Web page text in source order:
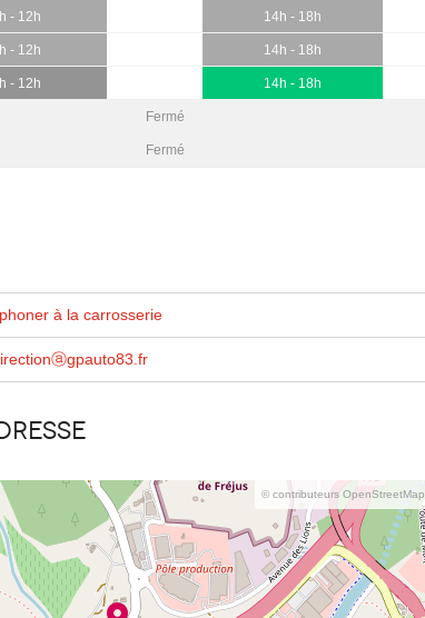
- 12h 14h - 18h
- 12h 14h - 18h
- 12h 14h - 18h
Fermé
Fermé
à la carrosserie
© contributeurs OpenStreetMap